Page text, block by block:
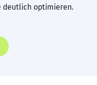
deutlich optimieren.